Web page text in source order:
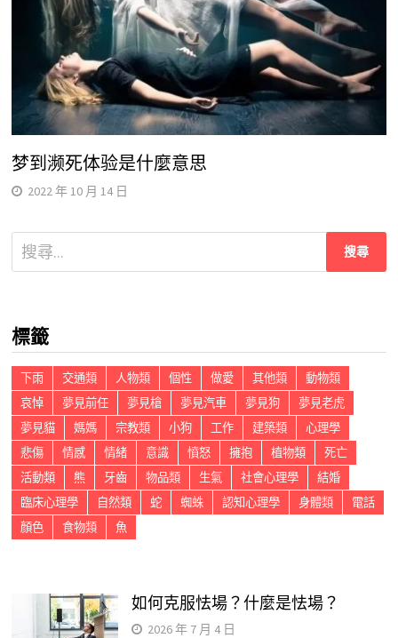
梦到濒死体验是什麼意思
2022 年 10 月 14 日
搜
尋
字:
標籤
下雨 交通類 人物類 個性 做愛 其他類
動物類
哀悼
夢見前任 夢見槍 夢見汽車 夢見狗
夢見老虎
夢見貓
媽媽 宗教類 小狗 工作 建築類
心理學
悲傷
情感 情緒 意識 憤怒 擁抱 植物類
死亡
活動類
熊 牙齒 物品類 生氣 社會心理學
結婚
臨床心理學
自然類 蛇 蜘蛛 認知心理學 身體類
電話
顏色
食物類 魚
如何克服怯場？什麼是怯場？
2026 年 7 月 4 日